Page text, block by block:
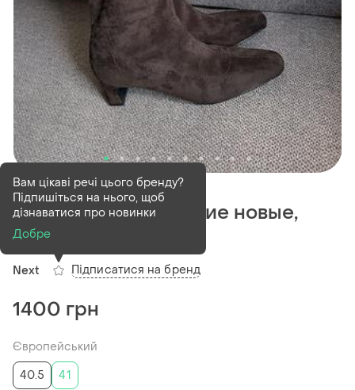
В наявності1 шт
Сапоги чулки женские новые,
next 41
Next
Вам цікаві речі цього бренду?
Підпишіться на нього, щоб
дізнаватися про новинки
Добре
Підписатися на бренд
1400 грн
Європейський
40.5
41